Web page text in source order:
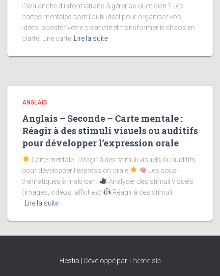
l’avalanche d’informations à gérer au quotidien ? Les
cartes mentales sont l’outil idéal pour organiser vos
idées, booster votre créativité et transformer le chaos en
clarté. Une carte
Lire la suite
ANGLAIS
Anglais – Seconde – Carte mentale :
Réagir à des stimuli visuels ou auditifs
pour développer l’expression orale
Carte mentale : Réagir à des stimuli visuels ou auditifs
pour développer l’expression orale
Les sous-
thématiques à maîtriser :
Analyser des stimuli visuels
(images, vidéos, affiches)
Réagir à des stimuli
Lire la suite
Hestia | Développé parThemeIsle